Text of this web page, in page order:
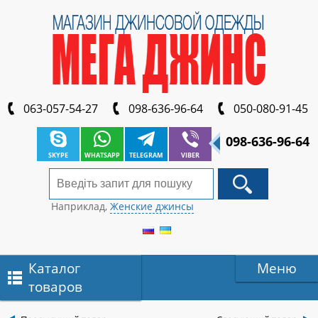
063-057-54-27 098-636-96-64 050-080-91-45
SKYPE WHATSAPP TELEGRAM VIBER
098-636-96-64
Наприклад,Женские джинсы
Меню
Каталог
товаров